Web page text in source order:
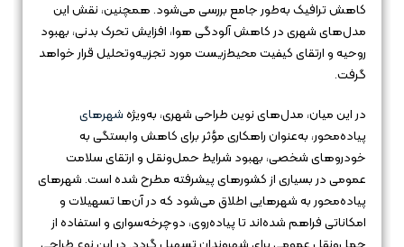
کاهش ترافیک به‌طور جامع بررسی می‌شود. همچنین، نقش این
مدل‌های شهری در کاهش آلودگی هوا، افزایش تحرک بدنی، بهبود
روحیه و ارتقای کیفیت محیط‌زیست مورد تجزیه‌وتحلیل قرار خواهد
گرفت.
در این میان، مدل‌های نوین طراحی شهری، به‌ویژهشهرهای
پیاده‌محور، به‌عنوان راهکاری مؤثر برای کاهش وابستگی به
خودروهای شخصی، بهبود شرایط حمل‌ونقل و ارتقای سلامت
عمومی در بسیاری از کشورهای پیشرفته مطرح شده است. شهرهای
پیاده‌محور به شهرهایی اطلاق می‌شود که در آن‌ها تسهیلات و
امکاناتی فراهم شده‌اند تا پیاده‌روی، دوچرخه‌سواری و استفاده از